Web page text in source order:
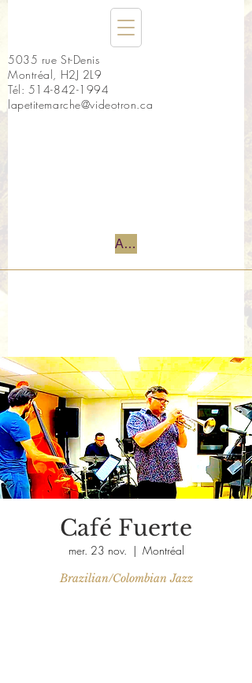
5035 rue St-Denis
Montréal, H2J 2L9
Tél: 514-842-1994
lapetitemarche@videotron.ca
Accueil
Café Fuerte
mer. 23 nov.
  |
Montréal
Brazilian/Colombian Jazz